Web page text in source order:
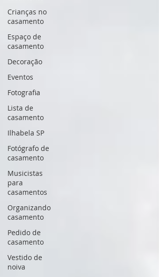
Crianças no
casamento
Espaço de
casamento
Decoração
Eventos
Fotografia
Lista de
casamento
Ilhabela SP
Fotógrafo de
casamento
Musicistas
para
casamentos
Organizando
casamento
Pedido de
casamento
Vestido de
noiva